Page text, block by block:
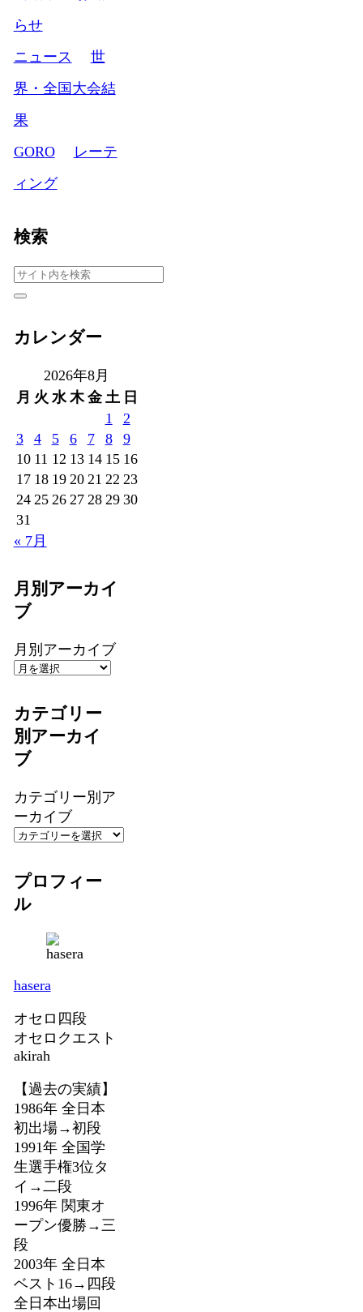
らせ
ニュース
世
界・全国大会結
果
GORO
レーテ
ィング
検索
カレンダー
2026年8月
月 火 水 木 金 土 日
1
2
3
4 5 6 7 8
9
10 11 12 13 14 15 16
17 18 19 20 21 22 23
24 25 26 27 28 29 30
31
« 7月
月別アーカイ
ブ
月別アーカイブ
カテゴリー
別アーカイ
ブ
カテゴリー別ア
ーカイブ
プロフィー
ル
hasera
オセロ四段
オセロクエスト
akirah
【過去の実績】
1986年 全日本
初出場→初段
1991年 全国学
生選手権3位タ
イ→二段
1996年 関東オ
ープン優勝→三
段
2003年 全日本
ベスト16→四段
全日本出場回